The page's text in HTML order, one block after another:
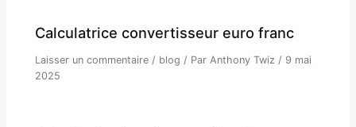
Calculatrice convertisseur euro franc
Laisser un commentaire / blog / Par Anthony Twiz / 9 mai
2025